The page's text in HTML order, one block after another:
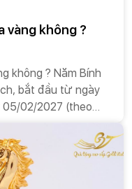
vàng không ?
không ? Năm Bính
bắt đầu từ ngày
05/02/2027 (theo
trong Can Chi và